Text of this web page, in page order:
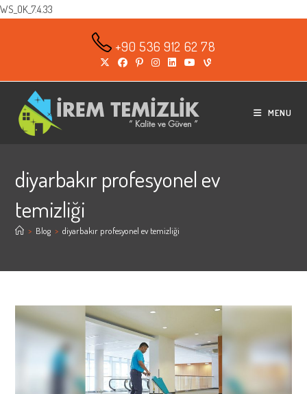
WS_OK_7.4.33
+90 536 912 62 78
MENU
diyarbakır profesyonel ev
temizliği
> Blog > diyarbakır profesyonel ev temizliği